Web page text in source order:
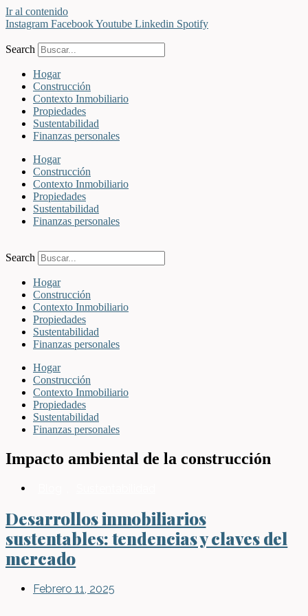
Ir al contenido
Instagram FacebookYoutube Linkedin Spotify
Search
Hogar
Construcción
Contexto Inmobiliario
Propiedades
Sustentabilidad
Finanzas personales
Hogar
Construcción
Contexto Inmobiliario
Propiedades
Sustentabilidad
Finanzas personales
Search
Hogar
Construcción
Contexto Inmobiliario
Propiedades
Sustentabilidad
Finanzas personales
Hogar
Construcción
Contexto Inmobiliario
Propiedades
Sustentabilidad
Finanzas personales
Impacto ambiental de la construcción
Desarrollos inmobiliarios
sustentables: tendencias y claves del
mercado
Febrero 11, 2025